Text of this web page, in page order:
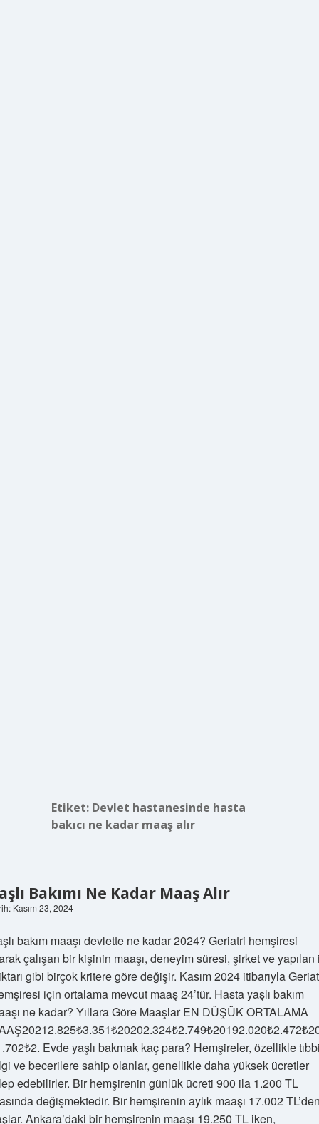
Etiket: Devlet hastanesinde hasta
bakıcı ne kadar maaş alır
Bakımı Ne Kadar Maaş Alır
Kasım 23, 2024
bakım maaşı devlette ne kadar 2024? Geriatri hemşiresi
çalışan bir kişinin maaşı, deneyim süresi, şirket ve yapılan
gibi birçok kritere göre değişir. Kasım 2024 itibarıyla
için ortalama mevcut maaş 24’tür. Hasta yaşlı bakım
ne kadar? Yıllara Göre Maaşlar EN DÜŞÜK ORTALAMA
Evde yaşlı bakmak kaç para? Hemşireler, özellikle
ve becerilere sahip olanlar, genellikle daha yüksek ücretler
edebilirler. Bir hemşirenin günlük ücreti 900 ila 1.200 TL
değişmektedir. Bir hemşirenin aylık maaşı 17.002
Ankara’daki bir hemşirenin maaşı 19.250 TL iken,